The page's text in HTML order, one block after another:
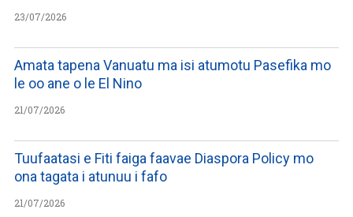
23/07/2026
Amata tapena Vanuatu ma isi atumotu Pasefika mo
le oo ane o le El Nino
21/07/2026
Tuufaatasi e Fiti faiga faavae Diaspora Policy mo
ona tagata i atunuu i fafo
21/07/2026